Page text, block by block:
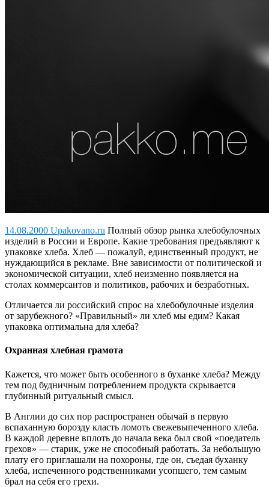
14.08.2000 Upakovano.ru Полный обзор рынка хлебобулочных
изделий в России и Европе. Какие требования предъявляют к
упаковке хлеба. Хлеб — пожалуй, единственный продукт, не
нуждающийся в рекламе. Вне зависимости от политической и
экономической ситуации, хлеб неизменно появляется на
столах коммерсантов и политиков, рабочих и безработных.
Отличается ли российский спрос на хлебобулочные изделия
от зарубежного? «Правильный» ли хлеб мы едим? Какая
упаковка оптимальна для хлеба?
Охранная хлебная грамота
Кажется, что может быть особенного в буханке хлеба? Между
тем под будничным потреблением продукта скрывается
глубинный ритуальный смысл.
В Англии до сих пор распространен обычай в первую
вспаханную борозду класть ломоть свежевыпеченного хлеба.
В каждой деревне вплоть до начала века был свой «поедатель
грехов» — старик, уже не способный работать. За небольшую
плату его приглашали на похороны, где он, съедая буханку
хлеба, испеченного родственниками усопшего, тем самым
брал на себя его грехи.